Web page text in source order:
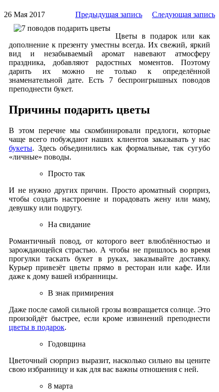
Предыдущая запись Следующая запись
26 Мая 2017
Цветы в подарок или как
дополнение к презенту уместны всегда. Их свежий, яркий
вид и незабываемый аромат навевают атмосферу
праздника, добавляют радостных моментов. Поэтому
дарить их можно не только к определённой
знаменательной дате. Есть 7 беспроигрышных поводов
преподнести букет.
Причины подарить цветы
В этом перечне мы скомбинировали предлоги, которые
чаще всего побуждают наших клиентов заказывать у нас
букеты. Здесь объединились как формальные, так сугубо
«личные» поводы.
Просто так
И не нужно других причин. Просто ароматный сюрприз,
чтобы создать настроение и порадовать жену или маму,
девушку или подругу.
На свидание
Романтичный повод, от которого веет влюблённостью и
зарождающейся страстью. А чтобы не пришлось во время
прогулки таскать букет в руках, заказывайте доставку.
Курьер привезёт цветы прямо в ресторан или кафе. Или
даже к дому вашей избранницы.
В знак примирения
Даже после самой сильной грозы возвращается солнце. Это
произойдёт быстрее, если кроме извинений преподнести
цветы в подарок.
Годовщина
Цветочный сюрприз выразит, насколько сильно вы цените
свою избранницу и как для вас важны отношения с ней.
8 марта